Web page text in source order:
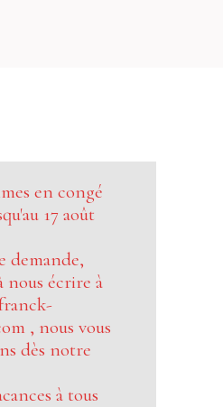
en congé
17 août
demande,
nous écrire à
, nous vous
dès notre
à tous